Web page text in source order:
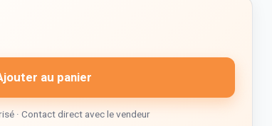
au panier
· Contact direct avec le vendeur